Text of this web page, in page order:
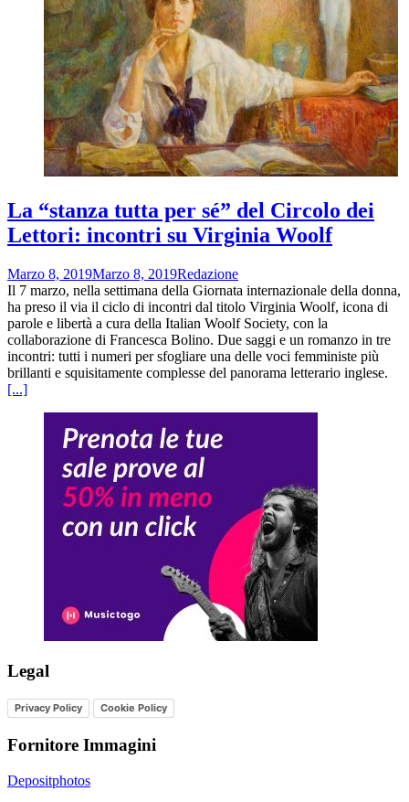
La “stanza tutta per sé” del Circolo dei
Lettori: incontri su Virginia Woolf
Marzo 8, 2019Marzo 8, 2019Redazione
Il 7 marzo, nella settimana della Giornata internazionale della donna,
ha preso il via il ciclo di incontri dal titolo Virginia Woolf, icona di
parole e libertà a cura della Italian Woolf Society, con la
collaborazione di Francesca Bolino. Due saggi e un romanzo in tre
incontri: tutti i numeri per sfogliare una delle voci femministe più
brillanti e squisitamente complesse del panorama letterario inglese.
[...]
Legal
Privacy Policy Cookie Policy
Fornitore Immagini
Depositphotos